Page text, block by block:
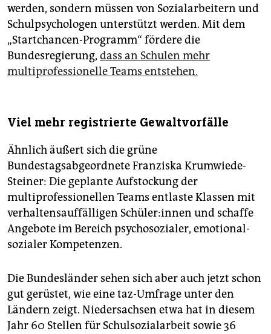
werden, sondern müssen von Sozialarbeitern und
Schulpsychologen unterstützt werden. Mit dem
„Startchancen-Programm“ fördere die
Bundesregierung, dass an Schulen mehr
multiprofessionelle Teams entstehen.
Viel mehr registrierte Gewaltvorfälle
Ähnlich äußert sich die grüne
Bundestagsabgeordnete Franziska Krumwiede-
Steiner: Die geplante Aufstockung der
multiprofessionellen Teams entlaste Klassen mit
verhaltensauffälligen Schü­le­r:in­nen und schaffe
Angebote im Bereich psychosozialer, emotional-
sozialer Kompetenzen.
Die Bundesländer sehen sich aber auch jetzt schon
gut gerüstet, wie eine taz-Umfrage unter den
Ländern zeigt. Niedersachsen etwa hat in diesem
Jahr 60 Stellen für Schulsozialarbeit sowie 36